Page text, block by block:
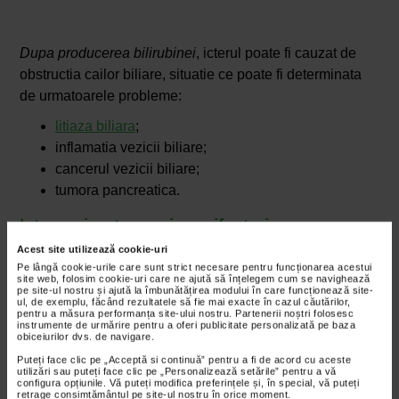
Acest site utilizează cookie-uri
Pe lângă cookie-urile care sunt strict necesare pentru funcționarea acestui
site web, folosim cookie-uri care ne ajută să înțelegem cum se navighează
pe site-ul nostru și ajută la îmbunătățirea modului în care funcționează site-
ul, de exemplu, făcând rezultatele să fie mai exacte în cazul căutărilor,
pentru a măsura performanța site-ului nostru. Partenerii noștri folosesc
instrumente de urmărire pentru a oferi publicitate personalizată pe baza
obiceiurilor dvs. de navigare.
Puteți face clic pe „Acceptă si continuă” pentru a fi de acord cu aceste
utilizări sau puteți face clic pe „Personalizează setările” pentru a vă
configura opțiunile. Vă puteți modifica preferințele și, în special, vă puteți
retrage consimțământul pe site-ul nostru în orice moment.
Dupa producerea bilirubinei, icterul poate fi cauzat de
obstructia cailor biliare, situatie ce poate fi determinata
de urmatoarele probleme:
litiaza biliara;
inflamatia vezicii biliare;
cancerul vezicii biliare;
tumora pancreatica.
Icter – simptome si manifestari
Pe langa ingalbenirea pielii si a albului ochilor, cele mai
frecvente simptome ale icterului sunt mancarimea,
scaunul de culoarea argilei si urina de culoare inchisa.
La sugari, se poate ingalbeni mai intai fata, apoi treptat si
restul corpului.
Alte simptome sunt:
oboseala;